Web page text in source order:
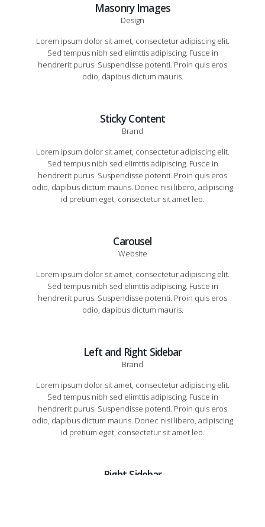
Masonry Images
Design
Lorem ipsum dolor sit amet, consectetur adipiscing elit.
Sed tempus nibh sed elimttis adipiscing. Fusce in
hendrerit purus. Suspendisse potenti. Proin quis eros
odio, dapibus dictum mauris.
Sticky Content
Brand
Lorem ipsum dolor sit amet, consectetur adipiscing elit.
Sed tempus nibh sed elimttis adipiscing. Fusce in
hendrerit purus. Suspendisse potenti. Proin quis eros
odio, dapibus dictum mauris. Donec nisi libero, adipiscing
id pretium eget, consectetur sit amet leo.
Carousel
Website
Lorem ipsum dolor sit amet, consectetur adipiscing elit.
Sed tempus nibh sed elimttis adipiscing. Fusce in
hendrerit purus. Suspendisse potenti. Proin quis eros
odio, dapibus dictum mauris.
Left and Right Sidebar
Brand
Lorem ipsum dolor sit amet, consectetur adipiscing elit.
Sed tempus nibh sed elimttis adipiscing. Fusce in
hendrerit purus. Suspendisse potenti. Proin quis eros
odio, dapibus dictum mauris. Donec nisi libero, adipiscing
id pretium eget, consectetur sit amet leo.
Right Sidebar